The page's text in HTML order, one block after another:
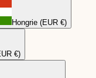
Hongrie (EUR €)
€)